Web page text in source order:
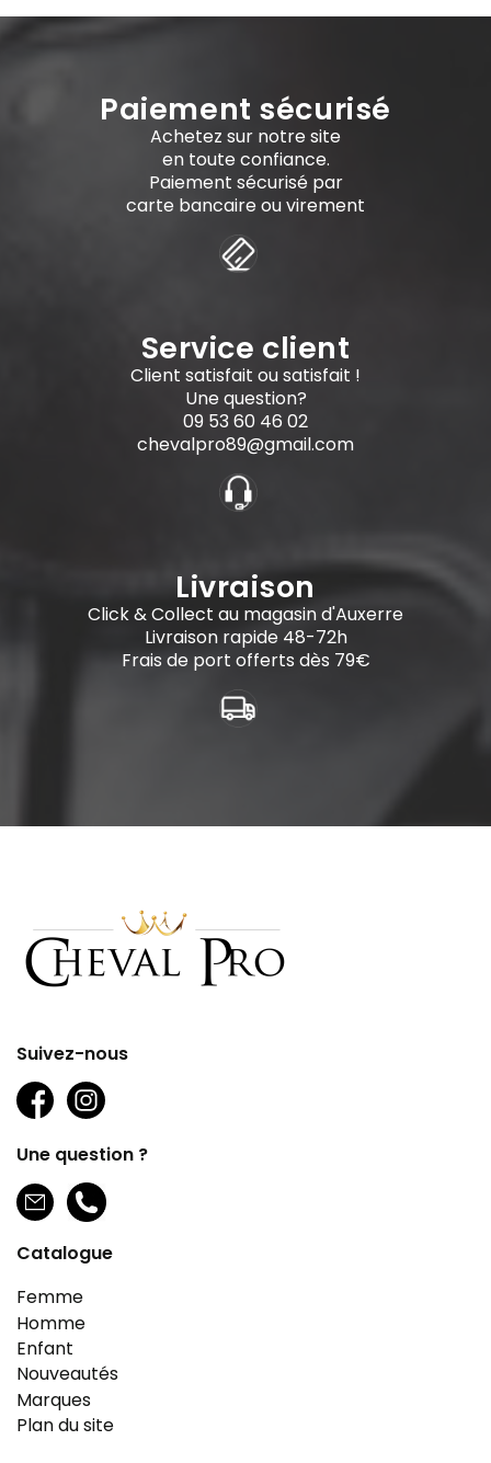
Paiement sécurisé
Achetez sur notre site
en toute confiance.
Paiement sécurisé par
carte bancaire ou virement
Service client
Client satisfait ou satisfait !
Une question?
09 53 60 46 02
chevalpro89@gmail.com
Livraison
Click & Collect au magasin d'Auxerre
Livraison rapide 48-72h
Frais de port offerts dès 79€
Suivez-nous
Une question ?
Catalogue
Femme
Homme
Enfant
Nouveautés
Marques
Plan du site